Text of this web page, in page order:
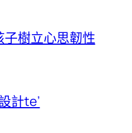
子樹立心思韌性
計te’